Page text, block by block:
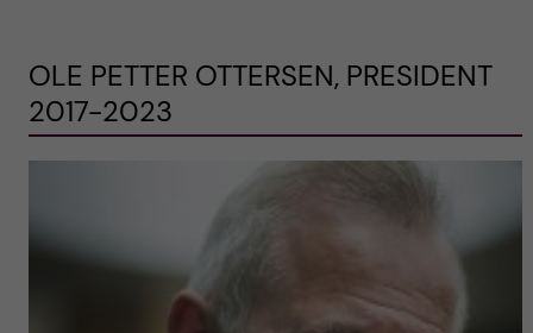
OLE PETTER OTTERSEN, PRESIDENT
2017-2023